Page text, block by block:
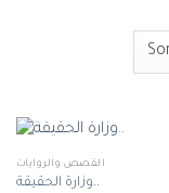
القصص والروايات
وزارة الحقيقة..